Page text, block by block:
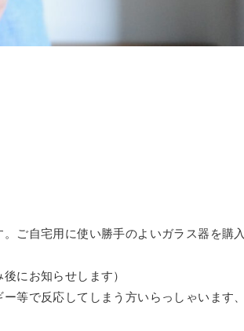
ご自宅用に使い勝手のよいガラス器を購入
にお知らせします）
等で反応してしまう方いらっしゃいます、